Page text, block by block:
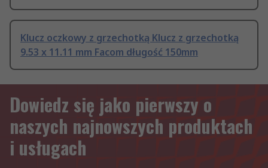
Klucz oczkowy z grzechotką Klucz z grzechotką
9.53 x 11.11 mm Facom długość 150mm
Dowiedz się jako pierwszy o
naszych najnowszych produktach
i usługach